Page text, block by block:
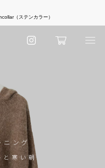
（ステンカラー）
ニング
と寒い朝